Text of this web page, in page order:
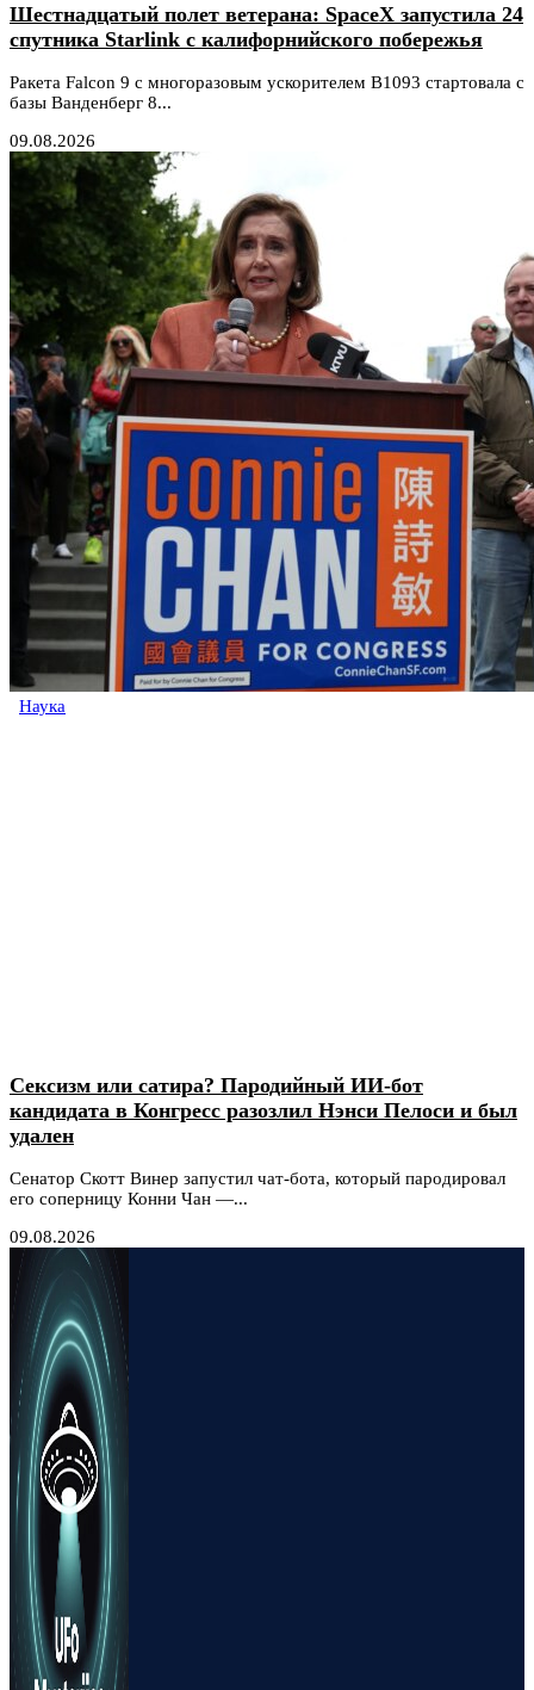
Шестнадцатый полет ветерана: SpaceX запустила 24
спутника Starlink с калифорнийского побережья
Ракета Falcon 9 с многоразовым ускорителем B1093 стартовала с
базы Ванденберг 8...
09.08.2026
Наука
Сексизм или сатира? Пародийный ИИ-бот
кандидата в Конгресс разозлил Нэнси Пелоси и был
удален
Сенатор Скотт Винер запустил чат-бота, который пародировал
его соперницу Конни Чан —...
09.08.2026